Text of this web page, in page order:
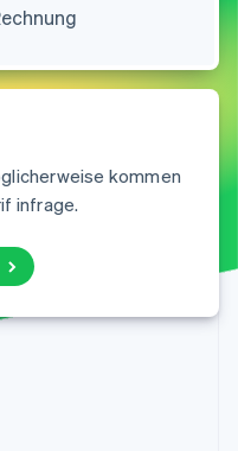
kommen
infrage.